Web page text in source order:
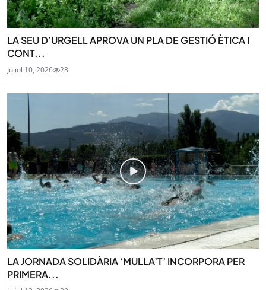
LA SEU D’URGELL APROVA UN PLA DE GESTIÓ ÈTICA I
CONT...
Juliol 10, 2026 23
LA JORNADA SOLIDÀRIA ‘MULLA’T’ INCORPORA PER
PRIMERA...